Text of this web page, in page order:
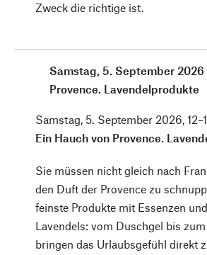
Zweck die richtige ist.
Samstag, 5. September 2026
Provence. Lavendelprodukte
Samstag, 5. September 2026,
Ein Hauch von Provence.
Sie müssen nicht gleich nach
den Duft der ­Provence zu
feinste Produkte mit Essenzen
Lavendels: vom Duschgel bis
bringen das Urlaubsgefühl direkt